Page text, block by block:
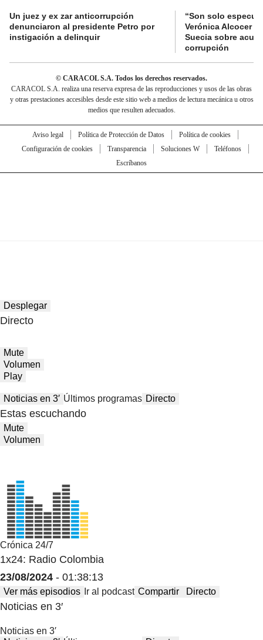
Un juez y ex zar anticorrupción
denunciaron al presidente Petro por
instigación a delinquir
“Son solo
Verónica Alcocer a
Suecia sobre
corrupción
© CARACOL S.A. Todos los derechos reservados.
CARACOL S.A. realiza una reserva expresa de las reproducciones y usos de las obras
y otras prestaciones accesibles desde este sitio web a medios de lectura mecánica u otros
medios que resulten adecuados.
Aviso legal Política de Protección de Datos
Política de cookies
Configuración de cookies
Transparencia Soluciones W
Teléfonos
Escríbanos
Desplegar
Directo
Mute
Volumen
Play
Noticias en 3′ Últimos programas Directo
Estas escuchando
Mute
Volumen
Crónica 24/7
1x24: Radio Colombia
23/08/2024 - 01:38:13
Ver más episodios Ir al podcast Compartir Directo
Noticias en 3′
Noticias en 3′